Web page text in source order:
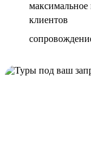
максимальное
клиентов